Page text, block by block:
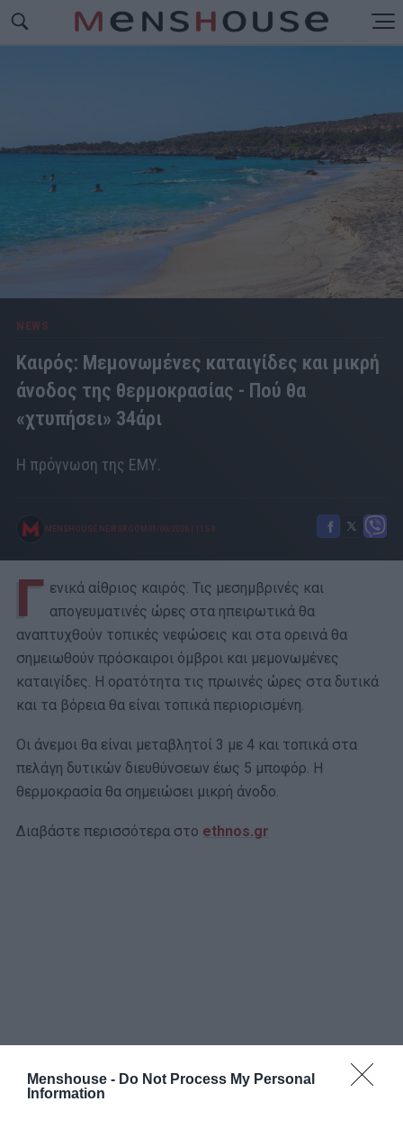
Menshouse - Do Not Process My Personal
Information
NEWS
Καιρός: Μεμονωμένες καταιγίδες και μικρή
άνοδος της θερμοκρασίας - Πού θα
«χτυπήσει» 34άρι
Η πρόγνωση της ΕΜΥ.
MENSHOUSE NEWSROOM 01/06/2026 11:58
Γ ενικά αίθριος καιρός. Τις μεσημβρινές και
απογευματινές ώρες στα ηπειρωτικά θα
αναπτυχθούν τοπικές νεφώσεις και στα ορεινά θα
σημειωθούν πρόσκαιροι όμβροι και μεμονωμένες
καταιγίδες. Η ορατότητα τις πρωινές ώρες στα δυτικά
και τα βόρεια θα είναι τοπικά περιορισμένη.
Οι άνεμοι θα είναι μεταβλητοί 3 με 4 και τοπικά στα
πελάγη δυτικών διευθύνσεων έως 5 μποφόρ. Η
θερμοκρασία θα σημειώσει μικρή άνοδο.
Διαβάστε περισσότερα στο ethnos.gr